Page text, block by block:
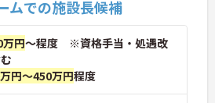
ムでの施設長候補
円～程度 ※資格手当・処遇改
円～450万円程度